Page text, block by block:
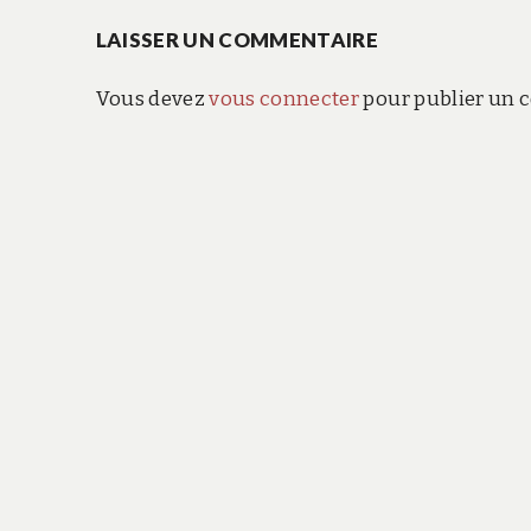
de
l’article
LAISSER UN COMMENTAIRE
Vous devezvous connecterpour publier un